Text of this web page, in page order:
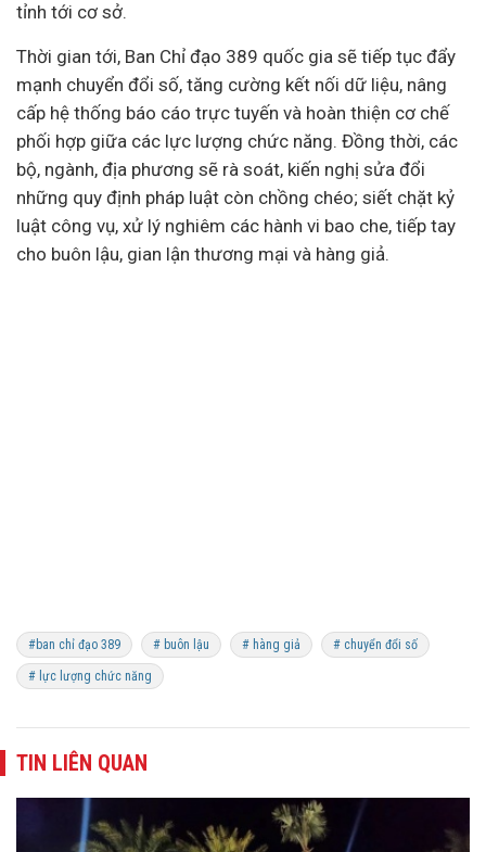
tỉnh tới cơ sở.
Thời gian tới, Ban Chỉ đạo 389 quốc gia sẽ tiếp tục đẩy
mạnh chuyển đổi số, tăng cường kết nối dữ liệu, nâng
cấp hệ thống báo cáo trực tuyến và hoàn thiện cơ chế
phối hợp giữa các lực lượng chức năng. Đồng thời, các
bộ, ngành, địa phương sẽ rà soát, kiến nghị sửa đổi
những quy định pháp luật còn chồng chéo; siết chặt kỷ
luật công vụ, xử lý nghiêm các hành vi bao che, tiếp tay
cho buôn lậu, gian lận thương mại và hàng giả.
#ban chỉ đạo 389 # buôn lậu # hàng giả # chuyển đổi số
# lực lượng chức năng
TIN LIÊN QUAN